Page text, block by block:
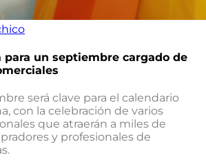
para un septiembre cargado de
será clave para el calendario
con la celebración de varios
que atraerán a miles de
y profesionales de